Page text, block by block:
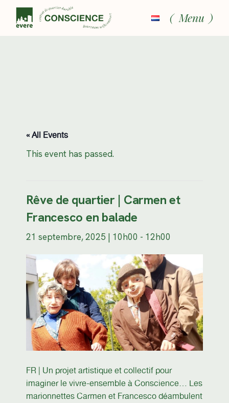
content
Menu
« All Events
This event has passed.
Rêve de quartier | Carmen et
Francesco en balade
21 septembre, 2025 | 10h00 - 12h00
FR | Un projet artistique et collectif pour
imaginer le vivre-ensemble à Conscience… Les
marionnettes Carmen et Francesco déambulent